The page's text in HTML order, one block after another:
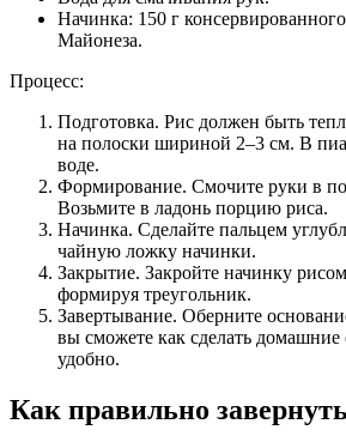
Начинка: 150 г
Майонеза.
Процесс:
Подготовка. Рис должен быть
на полоски шириной 2–3 см. В
воде.
Формирование. Смочите руки в
Возьмите в ладонь порцию риса.
Начинка. Сделайте пальцем
чайную ложку начинки.
Закрытие. Закройте начинку
формируя треугольник.
Завертывание. Оберните
вы сможете как сделать
удобно.
Как правильно